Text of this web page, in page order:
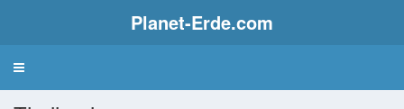
Planet-Erde.com